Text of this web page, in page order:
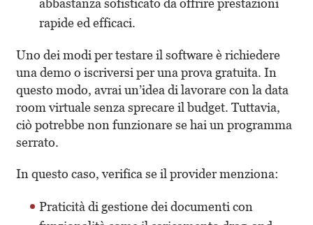
abbastanza sofisticato da offrire prestazioni
rapide ed efficaci.
Uno dei modi per testare il software è richiedere
una demo o iscriversi per una prova gratuita. In
questo modo, avrai un’idea di lavorare con la data
room virtuale senza sprecare il budget. Tuttavia,
ciò potrebbe non funzionare se hai un programma
serrato.
In questo caso, verifica se il provider menziona:
Praticità di gestione dei documenti con